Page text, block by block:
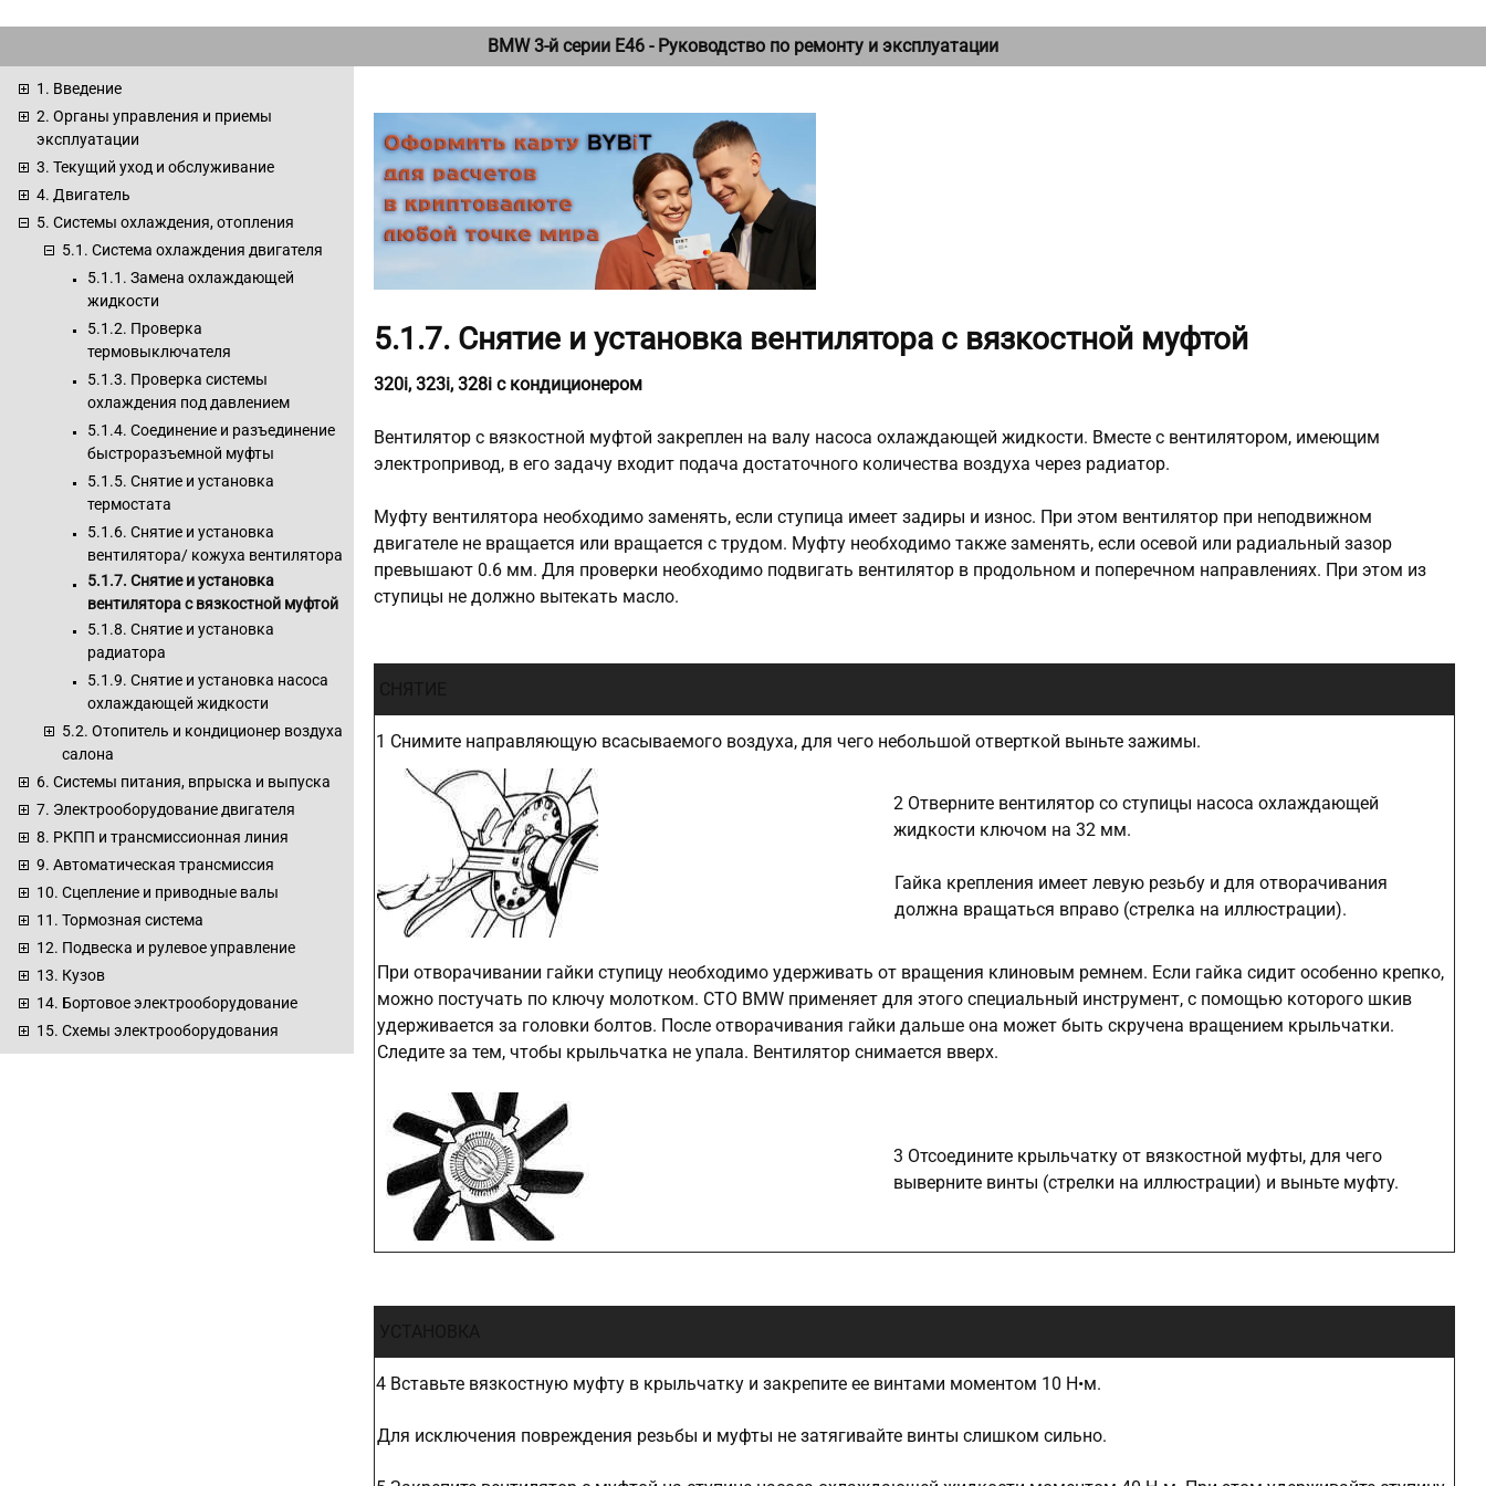
BMW 3-й серии E46 - Руководство по ремонту и эксплуатации
1. Введение
2. Органы управления и приемы
эксплуатации
3. Текущий уход и обслуживание
4. Двигатель
5. Системы охлаждения, отопления
5.1. Система охлаждения двигателя
5.1.1. Замена охлаждающей
жидкости
5.1.2. Проверка
термовыключателя
5.1.3. Проверка системы
охлаждения под давлением
5.1.4. Соединение и разъединение
быстроразъемной муфты
5.1.5. Снятие и установка
термостата
5.1.6. Снятие и установка
вентилятора/ кожуха вентилятора
5.1.7. Снятие и установка
вентилятора с вязкостной муфтой
5.1.8. Снятие и установка
радиатора
5.1.9. Снятие и установка насоса
охлаждающей жидкости
5.2. Отопитель и кондиционер воздуха
салона
6. Системы питания, впрыска и выпуска
7. Электрооборудование двигателя
8. РКПП и трансмиссионная линия
9. Автоматическая трансмиссия
10. Сцепление и приводные валы
11. Тормозная система
12. Подвеска и рулевое управление
13. Кузов
14. Бортовое электрооборудование
15. Схемы электрооборудования
5.1.7. Снятие и установка вентилятора с вязкостной муфтой
320i, 323i, 328i с кондиционером
Вентилятор с вязкостной муфтой закреплен на валу насоса охлаждающей жидкости. Вместе с вентилятором, имеющим
электропривод, в его задачу входит подача достаточного количества воздуха через радиатор.
Муфту вентилятора необходимо заменять, если ступица имеет задиры и износ. При этом вентилятор при неподвижном
двигателе не вращается или вращается с трудом. Муфту необходимо также заменять, если осевой или радиальный зазор
превышают 0.6 мм. Для проверки необходимо подвигать вентилятор в продольном и поперечном направлениях. При этом из
ступицы не должно вытекать масло.
1 Снимите направляющую всасываемого воздуха, для чего небольшой отверткой выньте зажимы.
2 Отверните вентилятор со ступицы насоса охлаждающей
жидкости ключом на 32 мм.
Гайка крепления имеет левую резьбу и для отворачивания
должна вращаться вправо (стрелка на иллюстрации).
При отворачивании гайки ступицу необходимо удерживать от вращения клиновым ремнем. Если гайка сидит особенно крепко,
можно постучать по ключу молотком. СТО BMW применяет для этого специальный инструмент, с помощью которого шкив
удерживается за головки болтов. После отворачивания гайки дальше она может быть скручена вращением крыльчатки.
Следите за тем, чтобы крыльчатка не упала. Вентилятор снимается вверх.
3 Отсоедините крыльчатку от вязкостной муфты, для чего
выверните винты (стрелки на иллюстрации) и выньте муфту.
4 Вставьте вязкостную муфту в крыльчатку и закрепите ее винтами моментом 10 Н•м.
Для исключения повреждения резьбы и муфты не затягивайте винты слишком сильно.